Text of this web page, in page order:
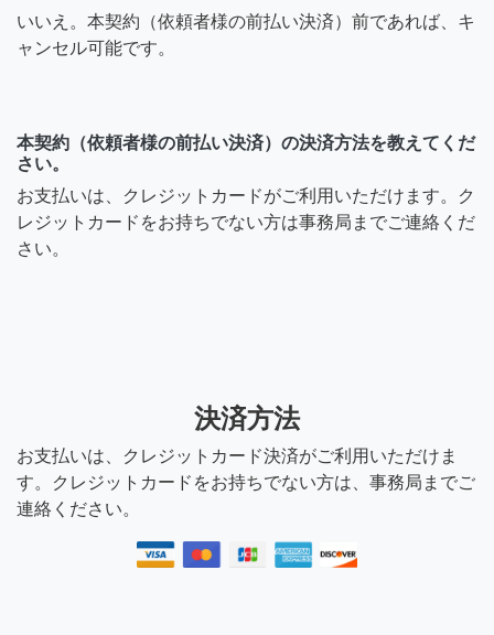
いいえ。本契約（依頼者様の前払い決済）前であれば、キ
ャンセル可能です。
本契約（依頼者様の前払い決済）の決済方法を教えてくだ
さい。
お支払いは、クレジットカードがご利用いただけます。ク
レジットカードをお持ちでない方は事務局までご連絡くだ
さい。
決済方法
お支払いは、クレジットカード決済がご利用いただけま
す。クレジットカードをお持ちでない方は、事務局までご
連絡ください。